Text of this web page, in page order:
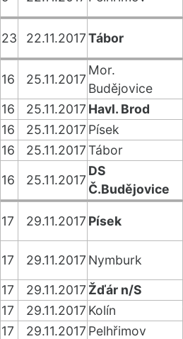
23 22.11.2017Tábor
16 25.11.2017
Mor.
Budějovice
16
25.11.2017 Havl. Brod
16
25.11.2017 Písek
16
25.11.2017Tábor
16
25.11.2017
DS
Č.Budějovice
17 29.11.2017 Písek
17 29.11.2017 Nymburk
17
29.11.2017 Žďár n/S
17
29.11.2017 Kolín
17
29.11.2017 Pelhřimov